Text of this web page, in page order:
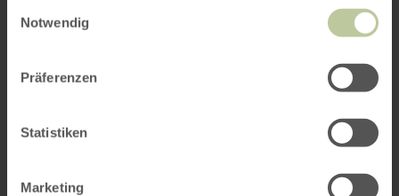
Notwendig
Präferenzen
Statistiken
Marketing